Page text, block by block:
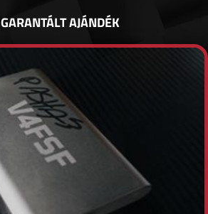
GARANTÁLT AJÁNDÉK